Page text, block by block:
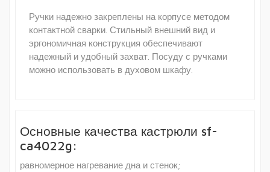
Ручки надежно закреплены на корпусе методом
контактной сварки. Стильный внешний вид и
эргономичная конструкция обеспечивают
надежный и удобный захват. Посуду с ручками
можно использовать в духовом шкафу.
Основные качества кастрюли sf-
ca4022g:
равномерное нагревание дна и стенок;